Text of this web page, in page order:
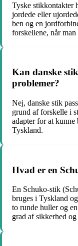
Tyske stikkontakter
jordede eller
ben og en
forskellene, når
Kan danske
problemer?
Nej, danske stik
grund af forskelle i
adapter for at kunne
Tyskland.
Hvad er en
En Schuko-stik
bruges i Tyskland
to runde huller og
grad af sikkerhed